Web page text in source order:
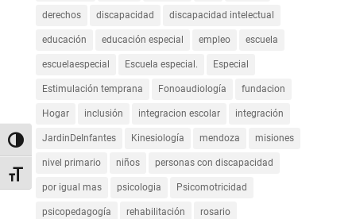
Alternar alto contraste
Alternar tamaño de letra
derechos discapacidad discapacidad intelectual
educación educación especial empleo escuela
escuelaespecial Escuela especial. Especial
Estimulación temprana Fonoaudiología fundacion
Hogar inclusión integracion escolar integración
JardinDeInfantes Kinesiología mendoza misiones
nivel primario niños personas con discapacidad
por igual mas psicologia Psicomotricidad
psicopedagogía rehabilitación rosario